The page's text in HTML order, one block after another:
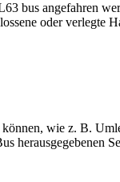
bus angefahren
oder verlegte
wie z. B.
herausgegebenen